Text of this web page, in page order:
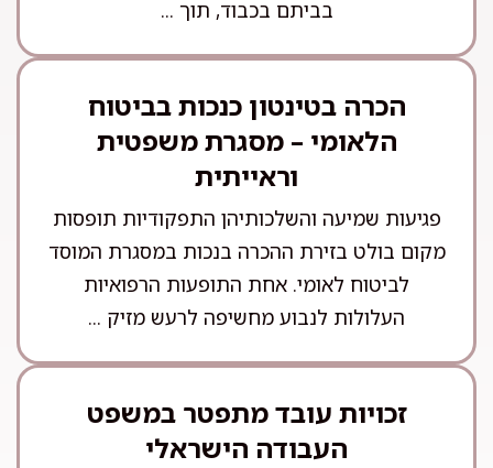
בביתם בכבוד, תוך ...
הכרה בטינטון כנכות בביטוח
הלאומי – מסגרת משפטית
וראייתית
פגיעות שמיעה והשלכותיהן התפקודיות תופסות
מקום בולט בזירת ההכרה בנכות במסגרת המוסד
לביטוח לאומי. אחת התופעות הרפואיות
העלולות לנבוע מחשיפה לרעש מזיק ...
זכויות עובד מתפטר במשפט
העבודה הישראלי